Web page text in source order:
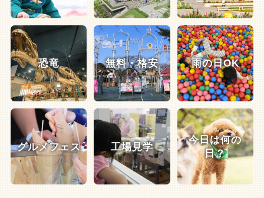
恐竜 無料・格安 雨の日OK
グルメフェス 工場見学
今日は何の
日？